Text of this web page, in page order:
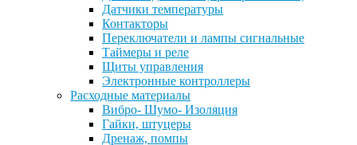
Датчики температуры
Контакторы
Переключатели и лампы сигнальные
Таймеры и реле
Щиты управления
Электронные контроллеры
Расходные материалы
Вибро- Шумо- Изоляция
Гайки, штуцеры
Дренаж, помпы